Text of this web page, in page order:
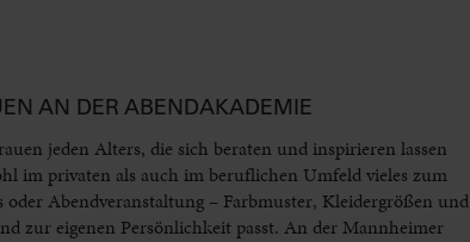
AN DER ABENDAKADEMIE
jeden Alters, die sich beraten und inspirieren lassen
im privaten als auch im beruflichen Umfeld vieles zum
Abendveranstaltung – Farbmuster, Kleidergrößen und
zur eigenen Persönlichkeit passt. An der Mannheimer